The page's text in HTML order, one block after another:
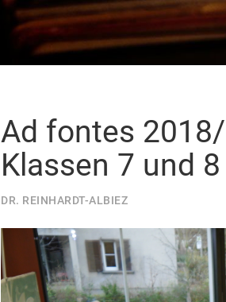
Ad fontes
Klassen 7 und 8
DR. REINHARDT-ALBIEZ